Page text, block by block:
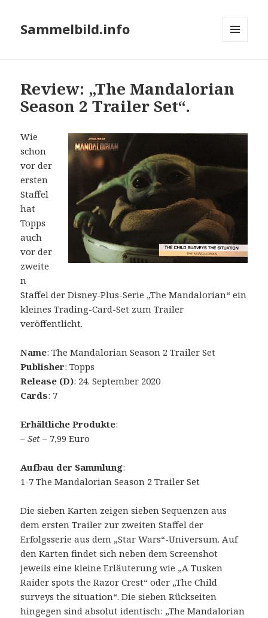
Sammelbild.info
Review: „The Mandalorian
Season 2 Trailer Set“.
Wie
schon
vor der
ersten
Staffel
hat
Topps
auch
vor der
zweite
n
Staffel der Disney-Plus-Serie „The Mandalorian“ ein
kleines Trading-Card-Set zum Trailer
veröffentlicht.
Name: The Mandalorian Season 2 Trailer Set
Publisher: Topps
Release (D): 24. September 2020
Cards: 7
Erhältliche Produkte:
–Set – 7,99 Euro
Aufbau der Sammlung:
1-7 The Mandalorian Season 2 Trailer Set
Die sieben Karten zeigen sieben Sequenzen aus
dem ersten Trailer zur zweiten Staffel der
Erfolgsserie aus dem „Star Wars“-Universum. Auf
den Karten findet sich neben dem Screenshot
jeweils eine kleine Erläuterung wie „A Tusken
Raider spots the Razor Crest“ oder „The Child
surveys the situation“. Die sieben Rückseiten
hingegen sind absolut identisch: „The Mandalorian